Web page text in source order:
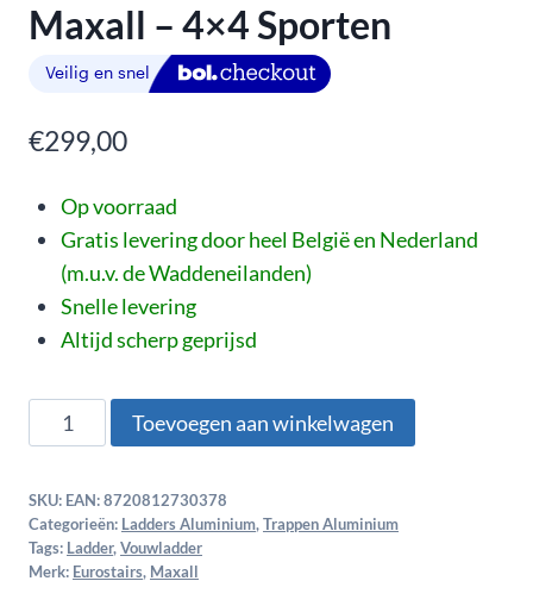
Maxall – 4×4 Sporten
€299,00
Op voorraad
Gratis levering door heel België en Nederland
(m.u.v. de Waddeneilanden)
Snelle levering
Altijd scherp geprijsd
Toevoegen aan winkelwagen
SKU: EAN: 8720812730378
Categorieën: Ladders Aluminium, Trappen Aluminium
Tags: Ladder, Vouwladder
Merk: Eurostairs, Maxall